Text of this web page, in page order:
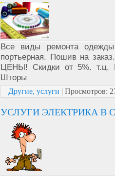
Все виды ремонта
портьерная. Пошив на
ЦЕНЫ! Скидки от 5%. т.ц.
Шторы
Другие, услуги | Просмотров:
УСЛУГИ ЭЛЕКТРИКА В